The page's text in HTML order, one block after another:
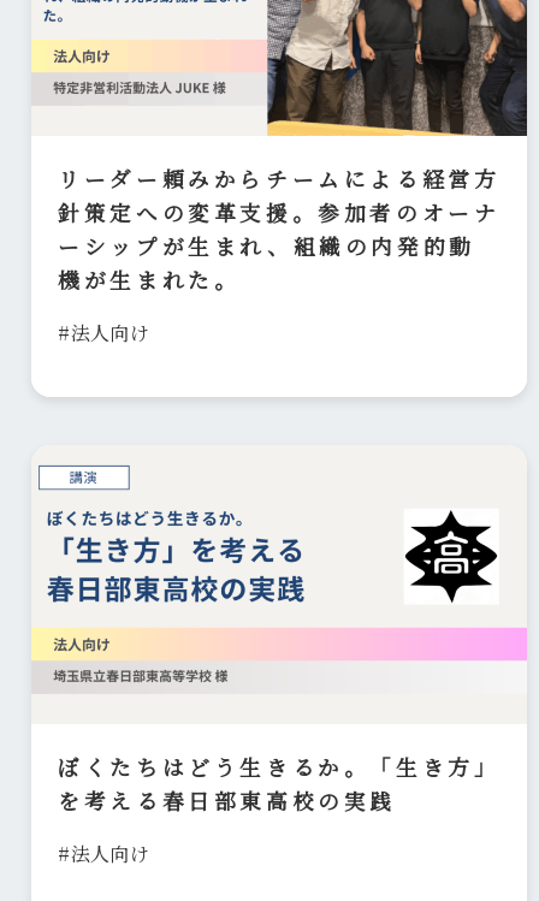
リーダー頼みからチームによる経営方
針策定への変革支援。参加者のオーナ
ーシップが生まれ、組織の内発的動
機が生まれた。
#法人向け
ぼくたちはどう生きるか。「生き方」
を考える春日部東高校の実践
#法人向け